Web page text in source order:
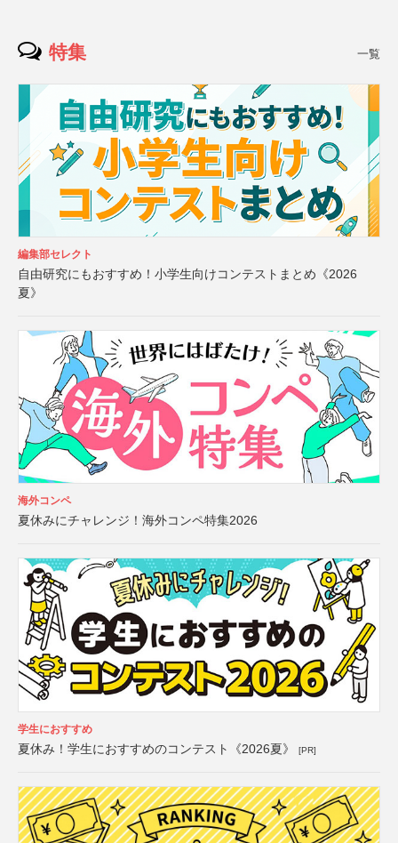
特集 一覧
編集部セレクト
自由研究にもおすすめ！小学生向けコンテストまとめ《2026
夏》
海外コンペ
夏休みにチャレンジ！海外コンペ特集2026
学生におすすめ
夏休み！学生におすすめのコンテスト《2026夏》 [PR]